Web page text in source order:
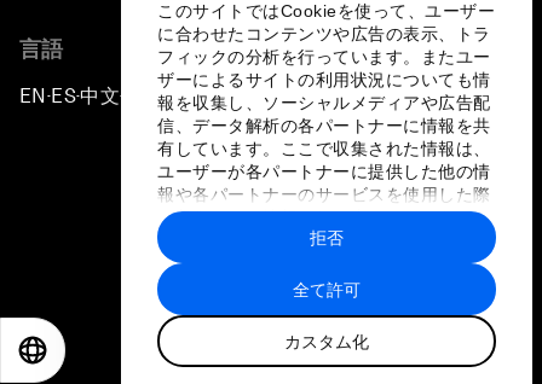
このサイトではCookieを使って、ユーザー
に合わせたコンテンツや広告の表示、トラ
フィックの分析を行っています。またユー
ザーによるサイトの利用状況についても情
報を収集し、ソーシャルメディアや広告配
信、データ解析の各パートナーに情報を共
有しています。ここで収集された情報は、
ユーザーが各パートナーに提供した他の情
報や各パートナーのサービスを使用した際
に収集された情報と組み合わされ、各パー
トナーによって使用されることがありま
す。
全て許可
カスタム化
拒否
言語
EN ▪ ES▪中文▪ 日本語
プライバシーポリシーと利用規約
サイトマップ
©
世界経済フォーラム